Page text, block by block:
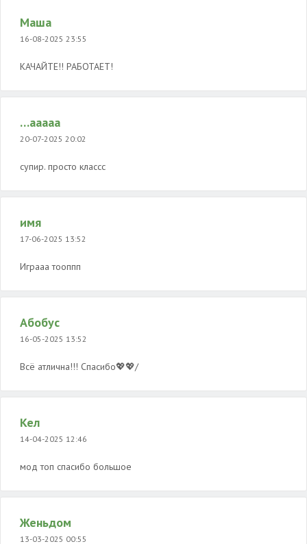
Маша
16-08-2025 23:55
КАЧАЙТЕ!! РАБОТАЕТ!
…ааааа
20-07-2025 20:02
супир. просто классс
имя
17-06-2025 13:52
Играаа тооппп
Абобус
16-05-2025 13:52
Всё атлична!!! Спасибо💖💖/
Кел
14-04-2025 12:46
мод топ спасибо большое
Женьдом
13-03-2025 00:55